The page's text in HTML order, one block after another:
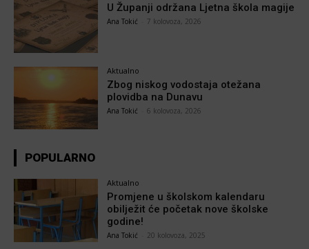
U Županji održana Ljetna škola magije
Ana Tokić 7 kolovoza, 2026
Aktualno
Zbog niskog vodostaja otežana
plovidba na Dunavu
Ana Tokić 6 kolovoza, 2026
POPULARNO
Aktualno
Promjene u školskom kalendaru
obilježit će početak nove školske
godine!
Ana Tokić 20 kolovoza, 2025